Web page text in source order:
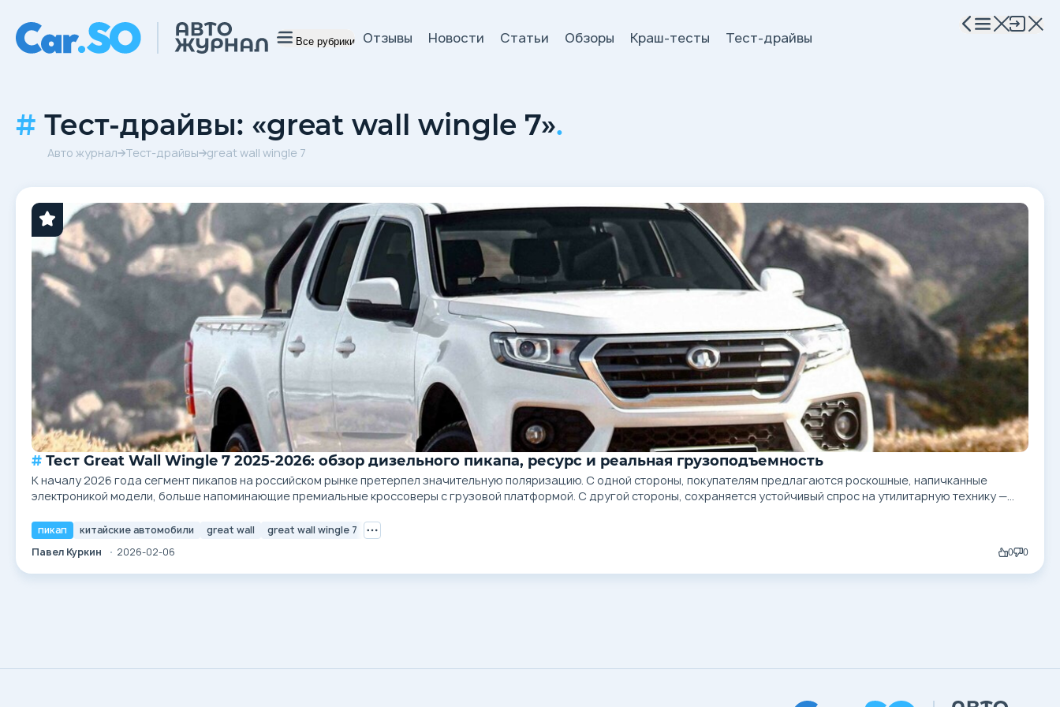
Все рубрики Отзывы Новости Статьи Обзоры Краш-тесты Тест-драйвы
Тест-драйвы: «great wall wingle 7».
Авто журнал Тест-драйвы great wall wingle 7
Тест Great Wall Wingle 7 2025-2026: обзор дизельного пикапа, ресурс и реальная грузоподъемность
К началу 2026 года сегмент пикапов на российском рынке претерпел значительную поляризацию. С одной стороны, покупателям предлагаются роскошные, напичканные
электроникой модели, больше напоминающие премиальные кроссоверы с грузовой платформой. С другой стороны, сохраняется устойчивый спрос на утилитарную технику —
пикап китайские автомобили great wall
great wall wingle 7
Павел Куркин
2026-02-06 0 0